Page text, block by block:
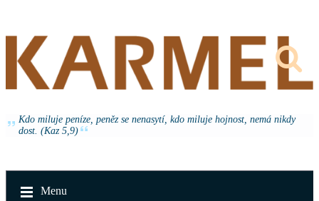
Kdo miluje peníze, peněz se nenasytí, kdo miluje hojnost, nemá nikdy
dost. (Kaz 5,9)
Menu